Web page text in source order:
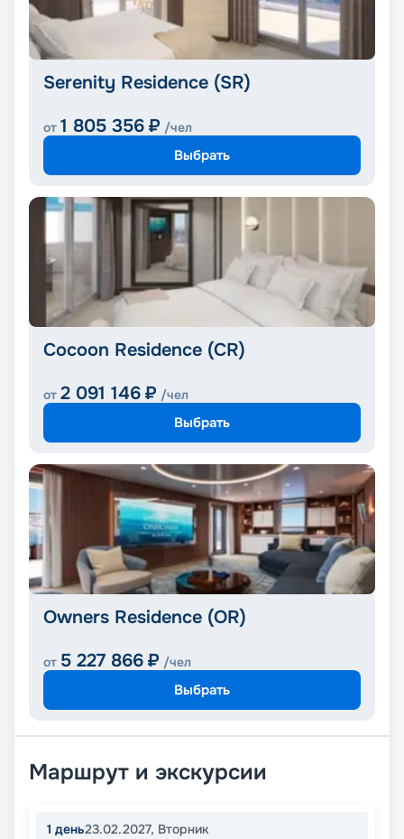
Serenity Residence (SR)
от 1 805 356 ₽ /чел
Выбрать
Cocoon Residence (CR)
от 2 091 146 ₽ /чел
Выбрать
Owners Residence (OR)
от 5 227 866 ₽ /чел
Выбрать
Маршрут и экскурсии
1 день23.02.2027, Вторник